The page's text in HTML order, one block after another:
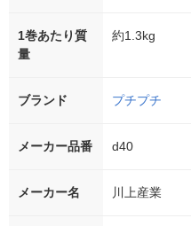
1巻あたり質
量
約1.3kg
ブランド プチプチ
メーカー品番 d40
メーカー名 川上産業